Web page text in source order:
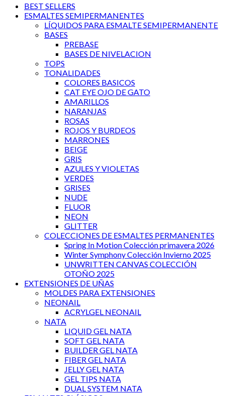
BEST SELLERS
ESMALTES SEMIPERMANENTES
LÍQUIDOS PARA ESMALTE SEMIPERMANENTE
BASES
PREBASE
BASES DE NIVELACION
TOPS
TONALIDADES
COLORES BASICOS
CAT EYE OJO DE GATO
AMARILLOS
NARANJAS
ROSAS
ROJOS Y BURDEOS
MARRONES
BEIGE
GRIS
AZULES Y VIOLETAS
VERDES
GRISES
NUDE
FLUOR
NEON
GLITTER
COLECCIONES DE ESMALTES PERMANENTES
Spring In Motion Colección primavera 2026
Winter Symphony Colección Invierno 2025
UNWRITTEN CANVAS COLECCIÓN
OTOÑO 2025
EXTENSIONES DE UÑAS
MOLDES PARA EXTENSIONES
NEONAIL
ACRYLGEL NEONAIL
NATA
LIQUID GEL NATA
SOFT GEL NATA
BUILDER GEL NATA
FIBER GEL NATA
JELLY GEL NATA
GEL TIPS NATA
DUAL SYSTEM NATA